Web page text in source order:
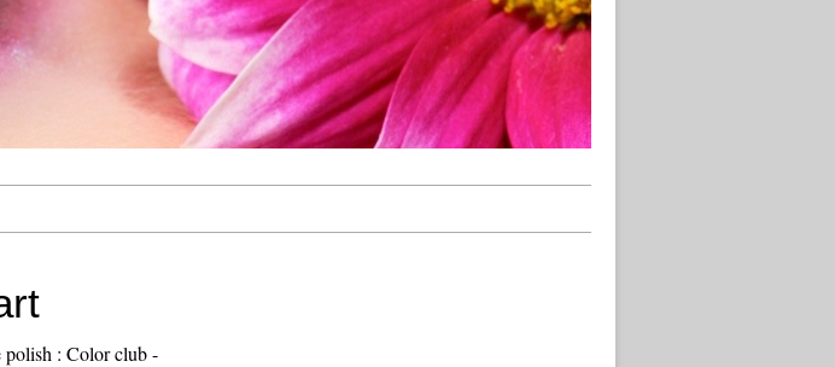
polish : Color club -